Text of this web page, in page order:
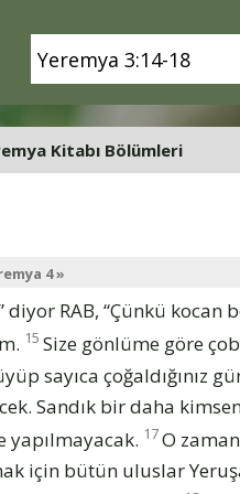
Kitabı Bölümleri
4 »
diyor RAB, “Çünkü
15 Size gönlüme göre
sayıca çoğaldığınız
Sandık bir daha
yapılmayacak. 17O
için bütün uluslar